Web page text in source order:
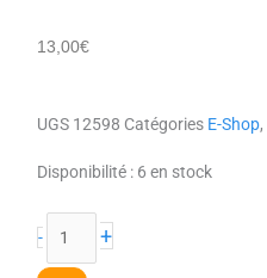
13,00€
UGS 12598 Catégories E-Shop,
Disponibilité : 6 en stock
-
quantité
Shakespeare
grand
+